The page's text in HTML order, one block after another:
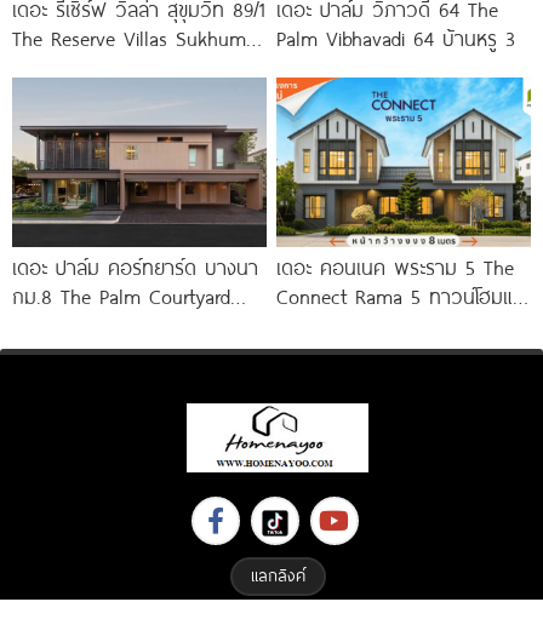
เดอะ รีเซิร์ฟ วิลล่า สุขุมวิท 89/1
The Reserve Villas Sukhumvit
เดอะ ปาล์ม วิภาวดี 64 The
Palm Vibhavadi 64 บ้านหรู 3
เดอะ ปาล์ม คอร์ทยาร์ด บางนา
กม.8 The Palm Courtyard
เดอะ คอนเนค พระราม 5 The
Connect Rama 5 ทาวน์โฮมและ
พระราม
แลกลิงค์